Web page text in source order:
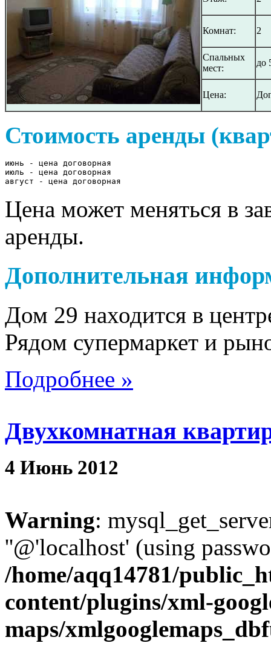
Комнат: 2
Спальных
мест:
до
Цена:
Стоимость аренды
июнь - цена договорная
июль - цена договорная
август - цена договорная
Цена может меняться в
аренды.
Дополнительная
Дом 29 находится в
Рядом супермаркет и
Подробнее »
Двухкомнатная
4 Июнь 2012
Warning:
''@'localhost' (using
/home/aqq14781/
content/plugins/xml-
maps/